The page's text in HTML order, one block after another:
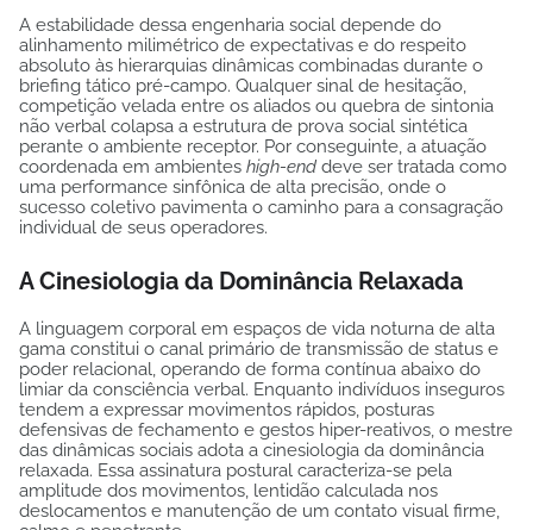
A estabilidade dessa engenharia social depende do
alinhamento milimétrico de expectativas e do respeito
absoluto às hierarquias dinâmicas combinadas durante o
briefing tático pré-campo. Qualquer sinal de hesitação,
competição velada entre os aliados ou quebra de sintonia
não verbal colapsa a estrutura de prova social sintética
perante o ambiente receptor. Por conseguinte, a atuação
coordenada em ambientes high-end deve ser tratada como
uma performance sinfônica de alta precisão, onde o
sucesso coletivo pavimenta o caminho para a consagração
individual de seus operadores.
A Cinesiologia da Dominância Relaxada
A linguagem corporal em espaços de vida noturna de alta
gama constitui o canal primário de transmissão de status e
poder relacional, operando de forma contínua abaixo do
limiar da consciência verbal. Enquanto indivíduos inseguros
tendem a expressar movimentos rápidos, posturas
defensivas de fechamento e gestos hiper-reativos, o mestre
das dinâmicas sociais adota a cinesiologia da dominância
relaxada. Essa assinatura postural caracteriza-se pela
amplitude dos movimentos, lentidão calculada nos
deslocamentos e manutenção de um contato visual firme,